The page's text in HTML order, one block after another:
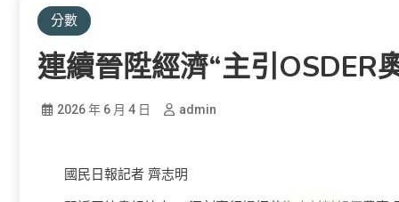
分數
連續晉陞經濟“主引OSDER
2026 年 6 月 4 日 admin
國民日報記者 齊志明